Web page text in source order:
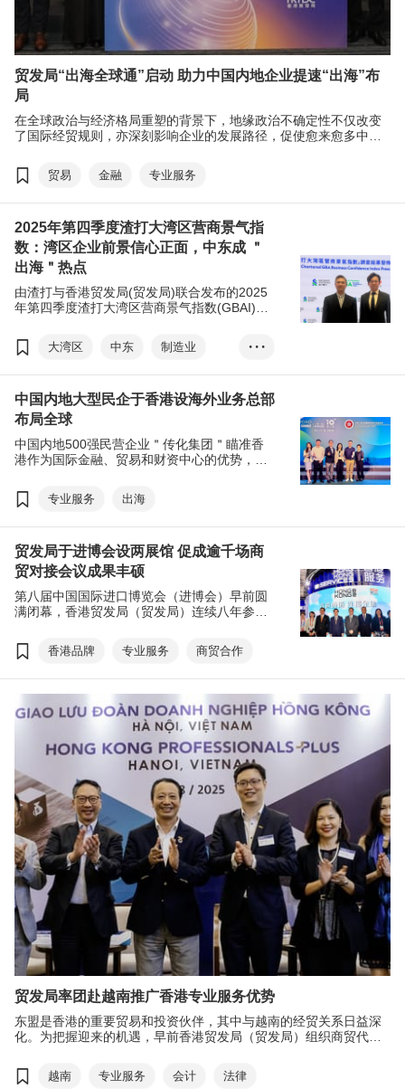
贸发局“出海全球通”启动 助力中国内地企业提速“出海”布
局
在全球政治与经济格局重塑的背景下，地缘政治不确定性不仅改变
了国际经贸规则，亦深刻影响企业的发展路径，促使愈来愈多中国
事处的资源，持续强化旗下服务，支援中国内地企业“出海”。最
近，“出海全球通”启动仪式于香港贸发局中小企服务中心举行，本局
贸易 金融 专业服务
2025年第四季度渣打大湾区营商景气指
数：湾区企业前景信心正面，中东成 ＂
出海＂热点
由渣打与香港贸发局(贸发局)联合发布的2025
年第四季度渣打大湾区营商景气指数(GBAI)显
落至50.3；＂预期＂指数下降 至 51，主要受
投资、融资及产能利用等前景转趋审慎所拖
服务＂信心回升。大部分大湾区企业有兴趣拓
展中东市场业务，及需要香港专业服务的支
援。
大湾区 中东
制造业
专业服务
• • •
中国内地大型民企于香港设海外业务总部
布局全球
中国内地500强民营企业＂传化集团＂瞄准香
港作为国际金融、贸易和财资中心的优势，在
加速其国际业务拓展的進程。
专业服务 出海
贸发局于进博会设两展馆 促成逾千场商
贸对接会议成果丰硕
第八届中国国际进口博览会（进博会）早前圆
满闭幕，香港贸发局（贸发局）连续八年参
展馆＂，率领54家香港企业参展，促成超过
1,000场商贸对接会议，协助多家港企接获现场
阔销售渠道，鼓励内地企业善用香港专业服务
及国际化平台出海，对接环球商机。
香港品牌 专业服务 商贸合作
贸发局率团赴越南推广香港专业服务优势
东盟是香港的重要贸易和投资伙伴，其中与越南的经贸关系日益深
化。为把握迎来的机遇，早前香港贸发局（贸发局）组织商贸代表
越南商机，进一步巩固香港作为国际金融以及商贸枢纽的地位。
越南 专业服务 会计 法律